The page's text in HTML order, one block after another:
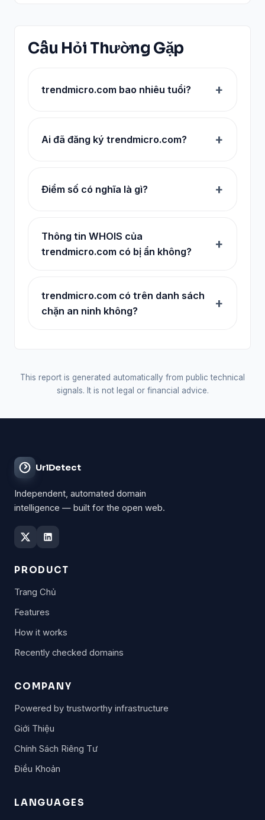
Câu Hỏi Thường Gặp
trendmicro.com bao nhiêu tuổi?
Ai đã đăng ký trendmicro.com?
Điểm số có nghĩa là gì?
Thông tin WHOIS của
trendmicro.com có bị ẩn không?
trendmicro.com có trên danh sách
chặn an ninh không?
This report is generated automatically from public technical
signals. It is not legal or financial advice.
UrlDetect
Independent, automated domain
intelligence — built for the open web.
PRODUCT
Trang Chủ
Features
How it works
Recently checked domains
COMPANY
Powered by trustworthy infrastructure
Giới Thiệu
Chính Sách Riêng Tư
Điều Khoản
LANGUAGES